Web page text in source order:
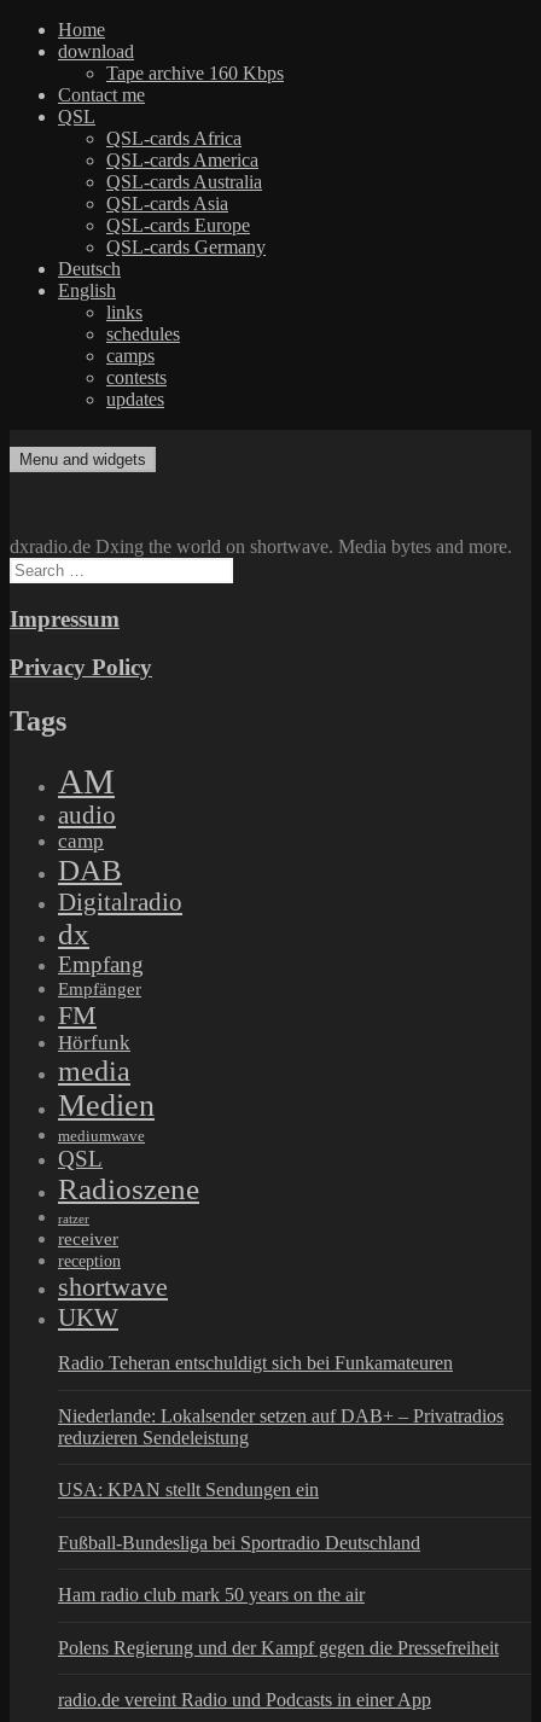
Home
download
Tape archive 160 Kbps
Contact me
QSL
QSL-cards Africa
QSL-cards America
QSL-cards Australia
QSL-cards Asia
QSL-cards Europe
QSL-cards Germany
Deutsch
English
links
schedules
camps
contests
updates
to
dxradio.de
DXing the world on shortwave
Menu and widgets
dxradio.de Dxing the world on shortwave. Media bytes and more.
Search
for:
Impressum
Privacy Policy
Tags
AM
audio
camp
DAB
Digitalradio
dx
Empfang
Empfänger
FM
Hörfunk
media
Medien
mediumwave
QSL
Radioszene
ratzer
receiver
reception
shortwave
UKW
Radio Teheran entschuldigt sich bei Funkamateuren
Niederlande: Lokalsender setzen auf DAB+ – Privatradios
reduzieren Sendeleistung
USA: KPAN stellt Sendungen ein
Fußball-Bundesliga bei Sportradio Deutschland
Ham radio club mark 50 years on the air
Polens Regierung und der Kampf gegen die Pressefreiheit
radio.de vereint Radio und Podcasts in einer App